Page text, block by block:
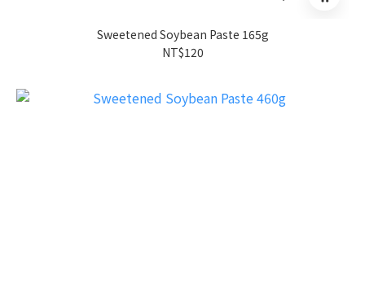
Sweetened Soybean Paste 165g
NT$120